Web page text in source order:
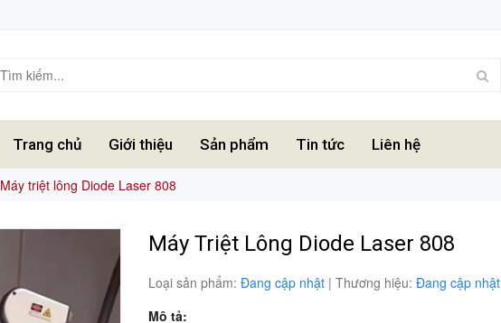
Trang chủ Giới thiệu Sản phẩm Tin tức Liên hệ
Máy triệt lông Diode Laser 808
Máy Triệt Lông Diode Laser 808
Loại sản phẩm: Đang cập nhật | Thương hiệu: Đang cập nhật
Mô tả: